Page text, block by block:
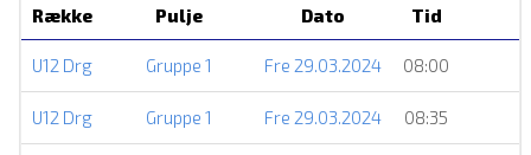
Række Pulje Dato Tid
U12 Drg Gruppe 1 Fre 29.03.2024 08:00
U12 Drg Gruppe 1 Fre 29.03.2024 08:35